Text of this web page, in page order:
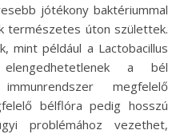
jótékony baktériummal
természetes úton születtek.
mint például a Lactobacillus
a bél
megfelelő
bélflóra pedig hosszú
problémához vezethet,